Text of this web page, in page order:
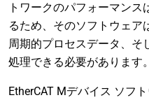
トワークのパフォーマンス
るため、そのソフトウェア
周期的プロセスデータ、そ
処理できる必要があります。
EtherCAT Mデバイス ソフ